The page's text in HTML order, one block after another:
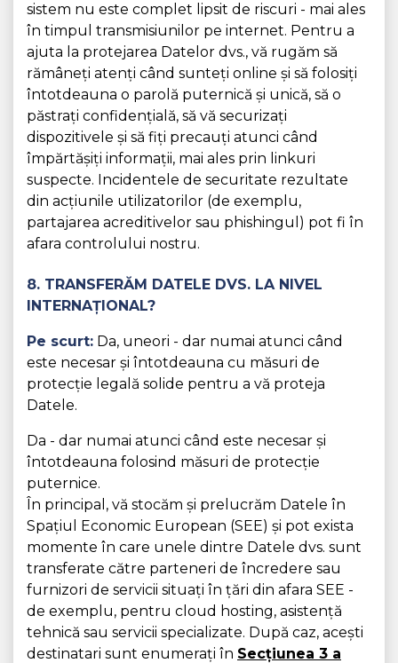
sistem nu este complet lipsit de riscuri - mai ales
în timpul transmisiunilor pe internet. Pentru a
ajuta la protejarea Datelor dvs., vă rugăm să
rămâneți atenți când sunteți online și să folosiți
întotdeauna o parolă puternică și unică, să o
păstrați confidențială, să vă securizați
dispozitivele și să fiți precauți atunci când
împărtășiți informații, mai ales prin linkuri
suspecte. Incidentele de securitate rezultate
din acțiunile utilizatorilor (de exemplu,
partajarea acreditivelor sau phishingul) pot fi în
afara controlului nostru.
8. TRANSFERĂM DATELE DVS. LA NIVEL
INTERNAȚIONAL?
Pe scurt: Da, uneori - dar numai atunci când
este necesar și întotdeauna cu măsuri de
protecție legală solide pentru a vă proteja
Datele.
Da - dar numai atunci când este necesar și
întotdeauna folosind măsuri de protecție
puternice.
În principal, vă stocăm și prelucrăm Datele în
Spațiul Economic European (SEE) și pot exista
momente în care unele dintre Datele dvs. sunt
transferate către parteneri de încredere sau
furnizori de servicii situați în țări din afara SEE -
de exemplu, pentru cloud hosting, asistență
tehnică sau servicii specializate. După caz, acești
destinatari sunt enumerați în Secțiunea 3 a